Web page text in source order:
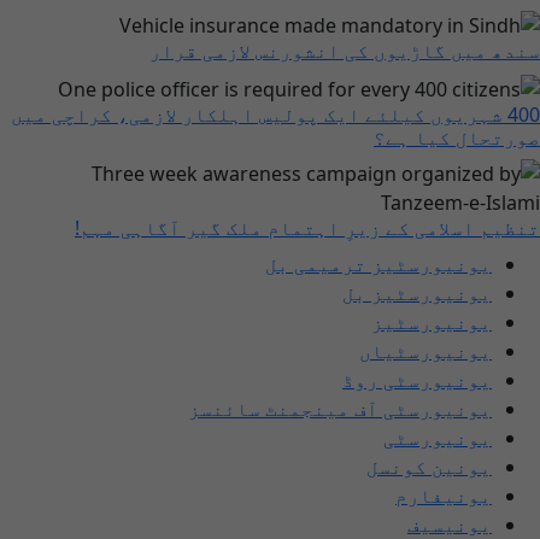
سندھ میں گاڑیوں کی انشورنس لازمی قرار
400 شہریوں کیلئے ایک پولیس اہلکار لازمی، کراچی میں
صورتحال کیا ہے؟
تنظیم اسلامی کے زیرِ اہتمام ملک گیر آگاہی مہم!
یونیورسٹیز ترمیمی بل
یونیورسٹیز بل
یونیورسٹیز
یونیورسٹیاں
یونیورسٹی روڈ
یونیورسٹی آف مینجمنٹ سائنسز
یونیورسٹی
یونین کونسل
یونیفارم
یونیسیف